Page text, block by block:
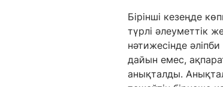
Бірінші кезеңде
түрлі әлеуметтік
нәтижесінде
дайын емес,
анықталды.